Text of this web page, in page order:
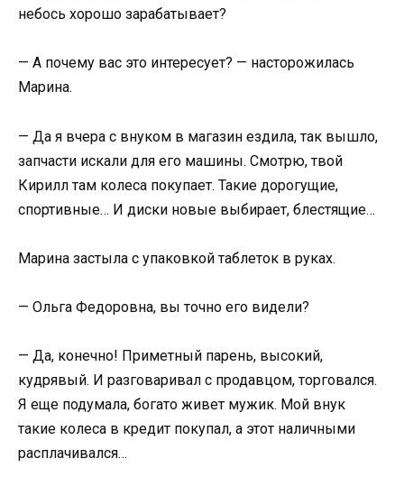
небось хорошо зарабатывает?
— А почему вас это интересует? — насторожилась
Марина.
— Да я вчера с внуком в магазин ездила, так вышло,
запчасти искали для его машины. Смотрю, твой
Кирилл там колеса покупает. Такие дорогущие,
спортивные… И диски новые выбирает, блестящие…
Марина застыла с упаковкой таблеток в руках.
— Ольга Федоровна, вы точно его видели?
— Да, конечно! Приметный парень, высокий,
кудрявый. И разговаривал с продавцом, торговался.
Я еще подумала, богато живет мужик. Мой внук
такие колеса в кредит покупал, а этот наличными
расплачивался…